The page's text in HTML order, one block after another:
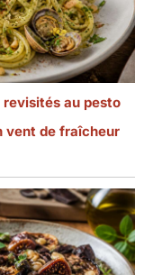
au pesto
vent de fraîcheur